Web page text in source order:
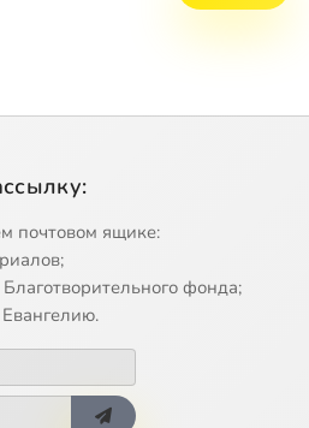
почтовом ящике:
фонда;